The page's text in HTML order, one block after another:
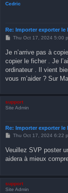
Cedric
Re: Importer exporter
P
t
Thu Oct 17, 2024 5:00
Je n’arrive pas à
copier le ficher . Je
ordinateur . Il vient
vous m’aider ? Sur
support
Site Admin
Re: Importer exporter
P
t
Thu Oct 17, 2024 6:22
Veuillez SVP poster
aidera à mieux
support
Site Admin